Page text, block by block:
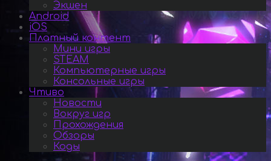
Экшен
Android
iOS
Платный контент
Мини игры
STEAM
Компьютерные игры
Консольные игры
Чтиво
Новости
Вокруг игр
Прохождения
Обзоры
Коды